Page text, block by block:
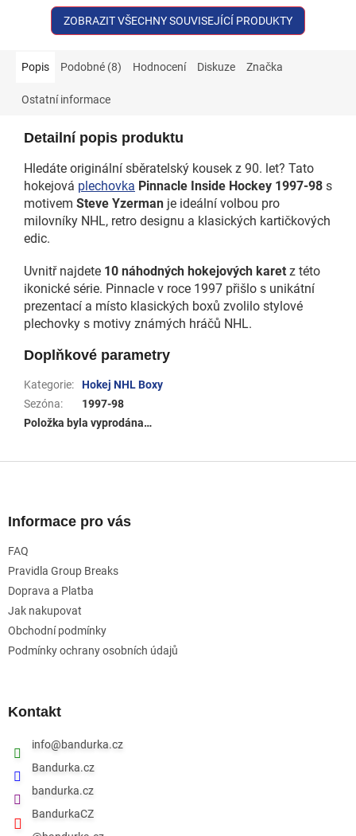
ZOBRAZIT VŠECHNY SOUVISEJÍCÍ PRODUKTY
Popis Podobné (8) Hodnocení Diskuze Značka
Ostatní informace
Detailní popis produktu
Hledáte originální sběratelský kousek z 90. let? Tato
hokejová plechovka Pinnacle Inside Hockey 1997-98 s
motivem Steve Yzerman je ideální volbou pro
milovníky NHL, retro designu a klasických kartičkových
edic.
Uvnitř najdete 10 náhodných hokejových karet z této
ikonické série. Pinnacle v roce 1997 přišlo s unikátní
prezentací a místo klasických boxů zvolilo stylové
plechovky s motivy známých hráčů NHL.
Doplňkové parametry
Kategorie:
Hokej NHL Boxy
Sezóna:
1997-98
Položka byla vyprodána…
Informace pro vás
FAQ
Pravidla Group Breaks
Doprava a Platba
Jak nakupovat
Obchodní podmínky
Podmínky ochrany osobních údajů
Kontakt
info@bandurka.cz
Bandurka.cz
bandurka.cz
BandurkaCZ